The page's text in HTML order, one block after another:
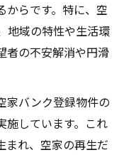
からです。特に、空
地域の特性や生活環
者の不安解消や円滑
家バンク登録物件の
施しています。これ
まれ、空家の再生だ